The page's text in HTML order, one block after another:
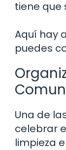
tiene que
Aquí hay
puedes
Una de
celebrar
limpieza